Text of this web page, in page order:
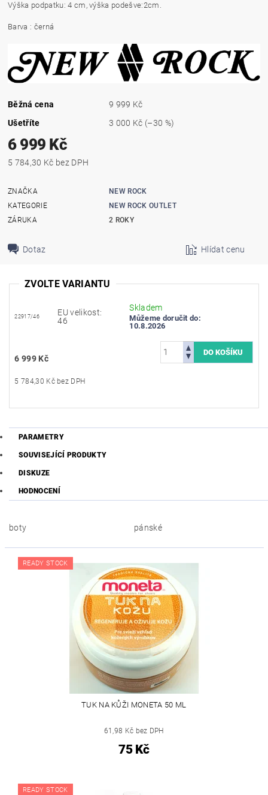
Výška podpatku: 4 cm, výška podešve:2cm.
Barva : černá
Běžná cena
9 999 Kč
Ušetříte
3 000 Kč (–30 %)
6 999 Kč
5 784,30 Kč bez DPH
ZNAČKA
NEW ROCK
KATEGORIE
NEW ROCK OUTLET
ZÁRUKA
2 ROKY
Dotaz Hlídat cenu
ZVOLTE VARIANTU
22917/46
EU velikost:
46
Skladem
Můžeme doručit do:
10.8.2026
6 999 Kč
5 784,30 Kč bez DPH
PARAMETRY
SOUVISEJÍCÍ PRODUKTY
DISKUZE
HODNOCENÍ
boty pánské
READY STOCK
TUK NA KŮŽI MONETA 50 ML
61,98 Kč bez DPH
75 Kč
READY STOCK